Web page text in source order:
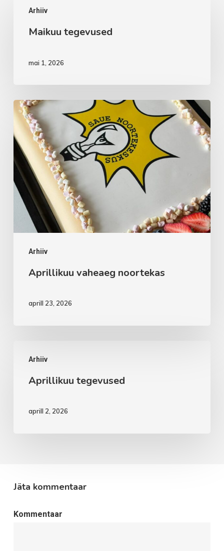
Arhiiv
tegevused
Maikuu tegevused
mai 1, 2026
Arhiiv
Aprillikuu
vaheaeg
noortekas
Aprillikuu vaheaeg noortekas
aprill 23, 2026
Arhiiv
tegevused
Aprillikuu tegevused
aprill 2, 2026
Jäta kommentaar
Kommentaar